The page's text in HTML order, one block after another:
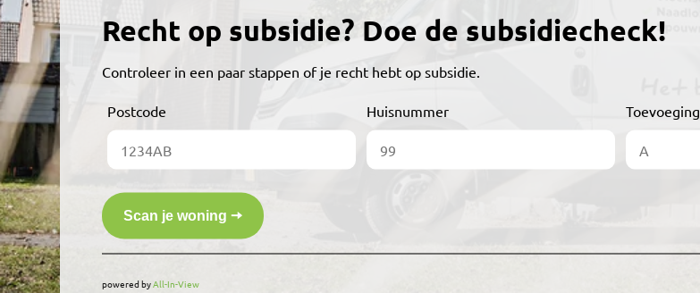
Recht op subsidie? Doe de subsidiecheck!
Controleer in een paar stappen of je recht hebt op subsidie.
Postcode Huisnummer Toevoeging
powered byAll-In-View